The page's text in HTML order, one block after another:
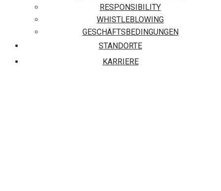
RESPONSIBILITY
WHISTLEBLOWING
GESCHÄFTSBEDINGUNGEN
STANDORTE
KARRIERE